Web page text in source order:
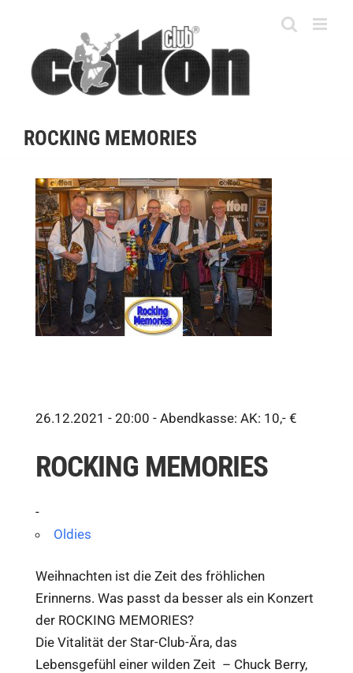
content
ROCKING MEMORIES
26.12.2021 - 20:00 - Abendkasse: AK: 10,- €
ROCKING MEMORIES
-
Oldies
Weihnachten ist die Zeit des fröhlichen
Erinnerns. Was passt da besser als ein Konzert
der ROCKING MEMORIES?
Die Vitalität der Star-Club-Ära, das
Lebensgefühl einer wilden Zeit – Chuck Berry,